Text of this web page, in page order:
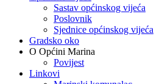
Sastav općinskog vijeća
Poslovnik
Sjednice općinskog vijeća
Gradsko oko
O Općini Marina
Povijest
Linkovi